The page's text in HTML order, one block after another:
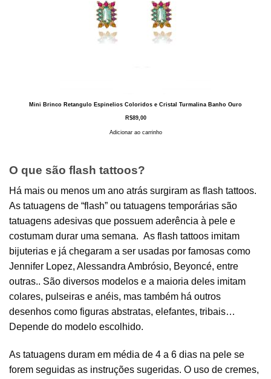
Mini Brinco Retangulo Espinelios Coloridos e Cristal Turmalina Banho Ouro
R$89,00
Adicionar ao carrinho
O que são flash tattoos?
Há mais ou menos um ano atrás surgiram as flash tattoos.
As tatuagens de “flash” ou tatuagens temporárias são
tatuagens adesivas que possuem aderência à pele e
costumam durar uma semana. As flash tattoos imitam
bijuterias e já chegaram a ser usadas por famosas como
Jennifer Lopez, Alessandra Ambrósio, Beyoncé, entre
outras.. São diversos modelos e a maioria deles imitam
colares, pulseiras e anéis, mas também há outros
desenhos como figuras abstratas, elefantes, tribais…
Depende do modelo escolhido.
As tatuagens duram em média de 4 a 6 dias na pele se
forem seguidas as instruções sugeridas. O uso de cremes,